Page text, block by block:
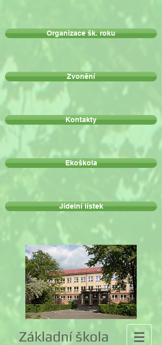
Organizace šk. roku
Zvonění
Kontakty
Ekoškola
Jídelní lístek
Základní škola